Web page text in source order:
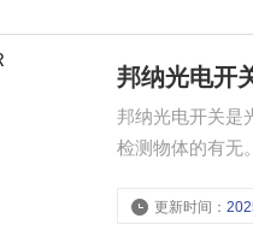
邦纳光电开
邦纳光电开关是
检测物体的有无
更新时间：